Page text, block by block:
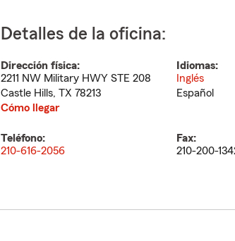
Detalles de la oficina:
Dirección física:
2211 NW Military HWY STE 208
Castle Hills, TX 78213
Cómo llegar
Idiomas:
Inglés
Español
Teléfono:
210-616-2056
Fax:
210-200-